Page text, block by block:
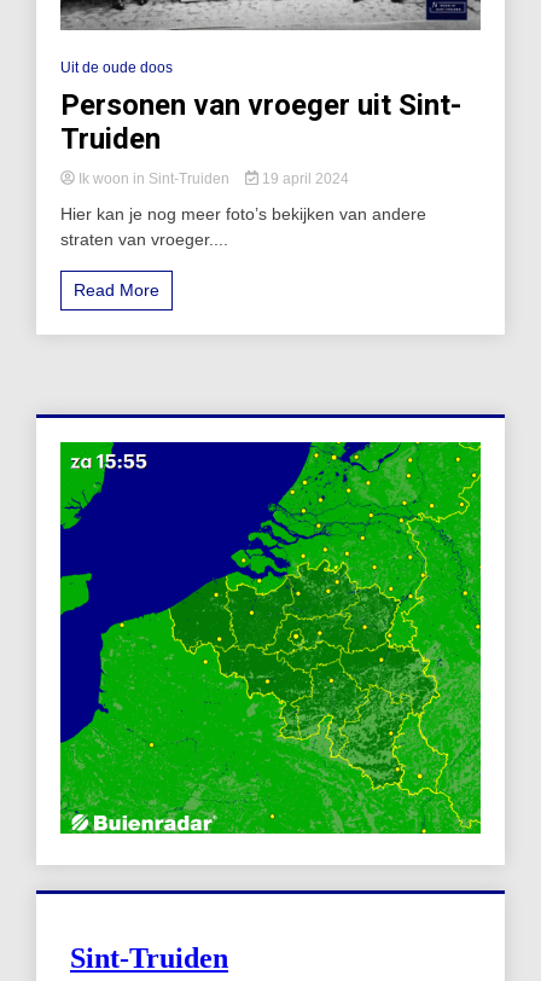
Uit de oude doos
Personen van vroeger uit Sint-
Truiden
Ik woon in Sint-Truiden 19 april 2024
Hier kan je nog meer foto’s bekijken van andere
straten van vroeger....
Read More